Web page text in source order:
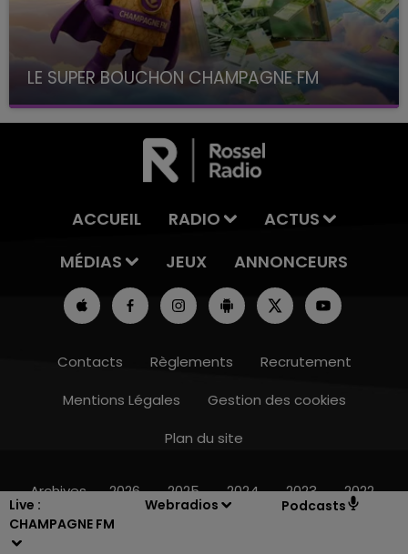
Live :
CHAMPAGNE FM
Webradios Podcasts
LE SUPER BOUCHON CHAMPAGNE FM
avec La Famille Champagne FM, à 8H10
ACCUEIL RADIO
ACTUS
MÉDIAS
JEUX ANNONCEURS
Contacts Règlements
Recrutement
Mentions Légales
Gestion des cookies
Plan du site
Archives 2026 2025 2024 2023 2022